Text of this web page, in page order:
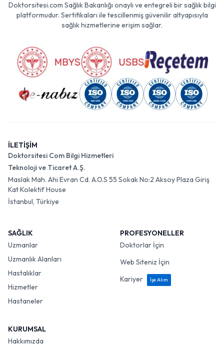
Doktorsitesi.com Sağlık Bakanlığı onaylı ve entegreli bir sağlık bilgi
platformudur. Sertifikaları ile tescillenmiş güvenilir altyapısıyla
sağlık hizmetlerine erişim sağlar.
İLETİŞİM
Doktorsitesi Com Bilgi Hizmetleri
Teknoloji ve Ticaret A.Ş.
Maslak Mah. Ahi Evran Cd. A.O.S 55 Sokak No:2 Aksoy Plaza Giriş
Kat Kolektif House
İstanbul, Türkiye
SAĞLIK
Uzmanlar
Uzmanlık Alanları
Hastalıklar
Hizmetler
Hastaneler
PROFESYONELLER
Doktorlar İçin
Web Siteniz İçin
Kariyer
İşe Alım
KURUMSAL
Hakkımızda